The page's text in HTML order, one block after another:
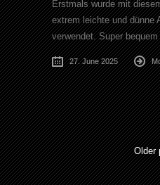
Erstmals wurde mit
extrem leichte und dünne
verwendet. Super
27. June 2025
Older